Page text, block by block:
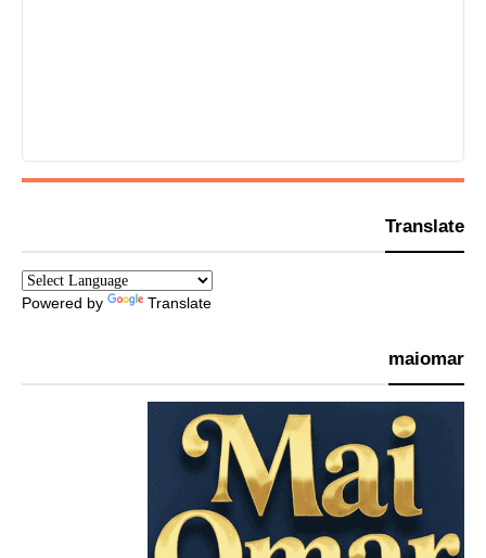
Translate
Powered by Translate
maiomar